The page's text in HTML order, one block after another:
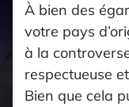
À bien des
votre pays
à la
respectueuse
Bien que cela